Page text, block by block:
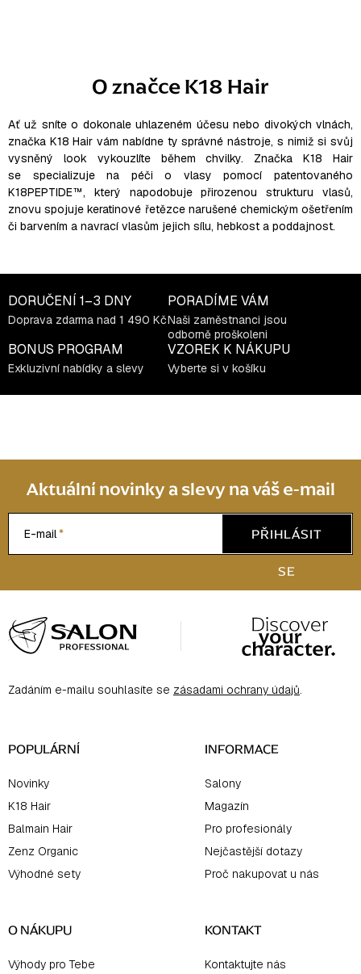
a
c
í
p
r
v
ý
p
i
s
u
O značce K18 Hair
Ať už sníte o dokonale uhlazeném účesu nebo divokých vlnách,
značka K18 Hair vám nabídne ty správné nástroje, s nimiž si svůj
vysněný look vykouzlíte během chvilky. Značka K18 Hair
se specializuje na péči o vlasy pomocí patentovaného
K18PEPTIDE™, který napodobuje přirozenou strukturu vlasů,
znovu spojuje keratinové řetězce narušené chemickým ošetřením
či barvením a navrací vlasům jejich sílu, hebkost a poddajnost.
DORUČENÍ 1–3 DNY
Doprava zdarma nad 1 490 Kč
PORADÍME VÁM
Naši zaměstnanci jsou
odborně proškoleni
BONUS PROGRAM
Exkluzivní nabídky a slevy
VZOREK K NÁKUPU
Vyberte si v košíku
Aktuální novinky a slevy na váš e-mail
E-mail
PŘIHLÁSIT
SE
á
p
Zadáním e-mailu souhlasíte se zásadami ochrany údajů
POPULÁRNÍ
Novinky
K18 Hair
Balmain Hair
Zenz Organic
Výhodné sety
INFORMACE
Salony
Magazín
Pro profesionály
Nejčastější dotazy
Proč nakupovat u nás
O NÁKUPU
Výhody pro Tebe
KONTAKT
Kontaktujte nás